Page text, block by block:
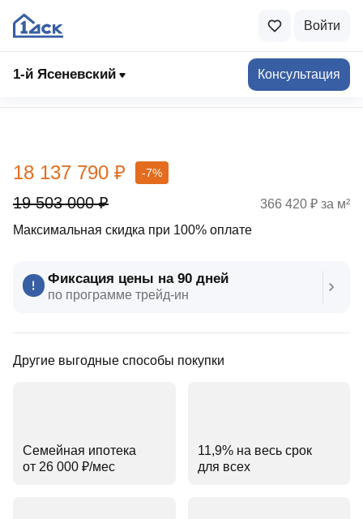
Войти
1-й Ясеневский Консультация
Выбрать квартиру
19 503 000 ₽
18 137 790 ₽ -7%
Максимальная скидка при 100% оплате
Фиксация цены на 90 дней
по программе трейд‑ин
Другие выгодные способы покупки
Семейная ипотека
от 26 000 ₽⁠/⁠мес
11,9% на весь срок
для всех
366 420 ₽ за м²